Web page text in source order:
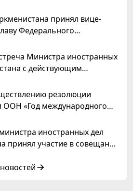
принял вице-
Федерального
Конфедерации
Министра иностранных
с действующим
резолюции
ООН «Год международного
иностранных дел
принял участие в совещании
«Центральная Азия –